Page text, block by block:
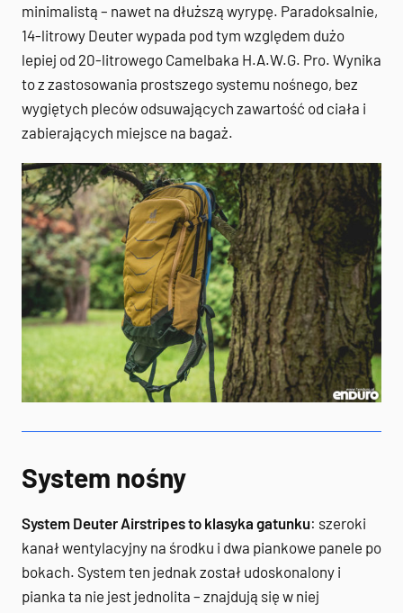
minimalistą – nawet na dłuższą wyrypę. Paradoksalnie,
14-litrowy Deuter wypada pod tym względem dużo
lepiej od 20-litrowego Camelbaka H.A.W.G. Pro. Wynika
to z zastosowania prostszego systemu nośnego, bez
wygiętych pleców odsuwających zawartość od ciała i
zabierających miejsce na bagaż.
System nośny
System Deuter Airstripes to klasyka gatunku: szeroki
kanał wentylacyjny na środku i dwa piankowe panele po
bokach. System ten jednak został udoskonalony i
pianka ta nie jest jednolita – znajdują się w niej